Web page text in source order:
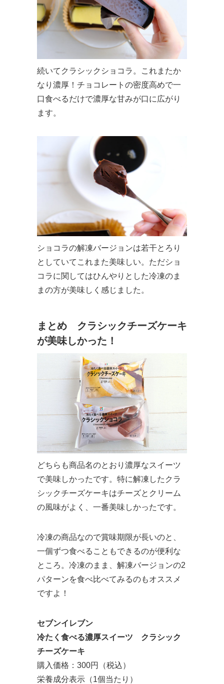
続いてクラシックショコラ。これまたか
なり濃厚！チョコレートの密度高めで一
口食べるだけで濃厚な甘みが口に広がり
ます。
ショコラの解凍バージョンは若干とろり
としていてこれまた美味しい。ただショ
コラに関してはひんやりとした冷凍のま
まの方が美味しく感じました。
まとめ クラシックチーズケーキ
が美味しかった！
どちらも商品名のとおり濃厚なスイーツ
で美味しかったです。特に解凍したクラ
シックチーズケーキはチーズとクリーム
の風味がよく、一番美味しかったです。
冷凍の商品なので賞味期限が長いのと、
一個ずつ食べることもできるのが便利な
ところ。冷凍のまま、解凍バージョンの2
パターンを食べ比べてみるのもオススメ
ですよ！
セブンイレブン
冷たく食べる濃厚スイーツ クラシック
チーズケーキ
購入価格：300円（税込）
栄養成分表示（1個当たり）